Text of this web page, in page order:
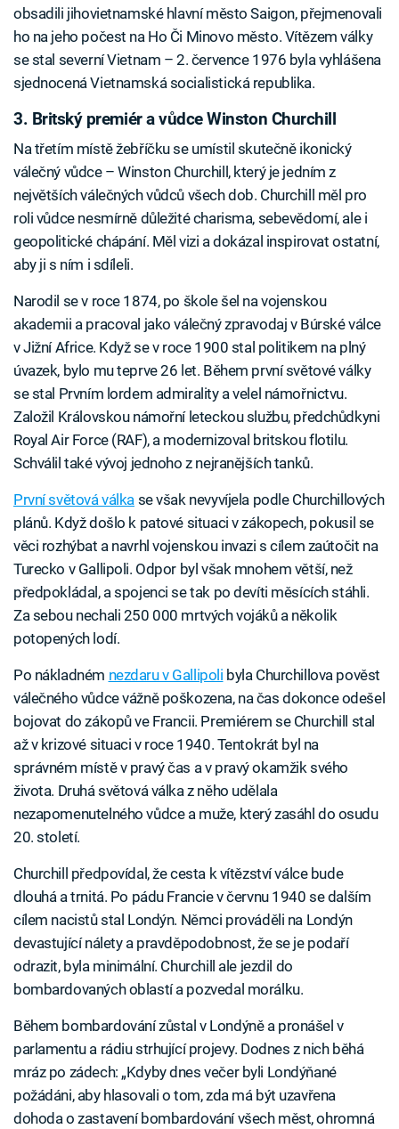
obsadili jihovietnamské hlavní město Saigon, přejmenovali
ho na jeho počest na Ho Či Minovo město. Vítězem války
se stal severní Vietnam – 2. července 1976 byla vyhlášena
sjednocená Vietnamská socialistická republika.
3. Britský premiér a vůdce Winston Churchill
Na třetím místě žebříčku se umístil skutečně ikonický
válečný vůdce – Winston Churchill, který je jedním z
největších válečných vůdců všech dob. Churchill měl pro
roli vůdce nesmírně důležité charisma, sebevědomí, ale i
geopolitické chápání. Měl vizi a dokázal inspirovat ostatní,
aby ji s ním i sdíleli.
Narodil se v roce 1874, po škole šel na vojenskou
akademii a pracoval jako válečný zpravodaj v Búrské válce
v Jižní Africe. Když se v roce 1900 stal politikem na plný
úvazek, bylo mu teprve 26 let. Během první světové války
se stal Prvním lordem admirality a velel námořnictvu.
Založil Královskou námořní leteckou službu, předchůdkyni
Royal Air Force (RAF), a modernizoval britskou flotilu.
Schválil také vývoj jednoho z nejranějších tanků.
První světová válkase však nevyvíjela podle Churchillových
plánů. Když došlo k patové situaci v zákopech, pokusil se
věci rozhýbat a navrhl vojenskou invazi s cílem zaútočit na
Turecko v Gallipoli. Odpor byl však mnohem větší, než
předpokládal, a spojenci se tak po devíti měsících stáhli.
Za sebou nechali 250 000 mrtvých vojáků a několik
potopených lodí.
Po nákladném nezdaru v Gallipoli byla Churchillova pověst
válečného vůdce vážně poškozena, na čas dokonce odešel
bojovat do zákopů ve Francii. Premiérem se Churchill stal
až v krizové situaci v roce 1940. Tentokrát byl na
správném místě v pravý čas a v pravý okamžik svého
života. Druhá světová válka z něho udělala
nezapomenutelného vůdce a muže, který zasáhl do osudu
20. století.
Churchill předpovídal, že cesta k vítězství válce bude
dlouhá a trnitá. Po pádu Francie v červnu 1940 se dalším
cílem nacistů stal Londýn. Němci prováděli na Londýn
devastující nálety a pravděpodobnost, že se je podaří
odrazit, byla minimální. Churchill ale jezdil do
bombardovaných oblastí a pozvedal morálku.
Během bombardování zůstal v Londýně a pronášel v
parlamentu a rádiu strhující projevy. Dodnes z nich běhá
mráz po zádech: „Kdyby dnes večer byli Londýňané
požádáni, aby hlasovali o tom, zda má být uzavřena
dohoda o zastavení bombardování všech měst, ohromná